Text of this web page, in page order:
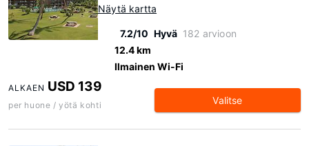
Näytä kartta
7.2/10 Hyvä 182 arvioon
12.4 km
Ilmainen Wi-Fi
ALKAEN USD 139
per huone / yötä kohti Valitse